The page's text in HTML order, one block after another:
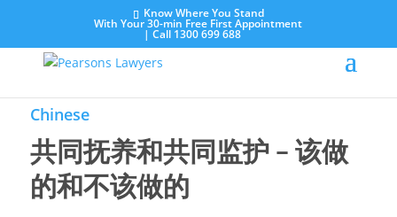
Know Where You Stand
With Your 30-min Free First Appointment
|Call 1300 699 688
Chinese
共同抚养和共同监护 – 该做
的和不该做的